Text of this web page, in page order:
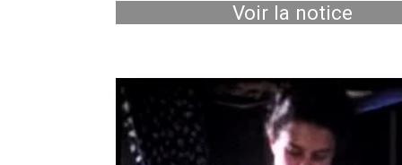
Voir la notice